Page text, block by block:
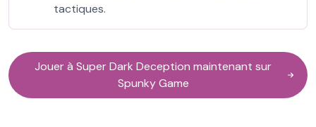
tactiques.
Jouer à Super Dark Deception maintenant sur
Spunky Game